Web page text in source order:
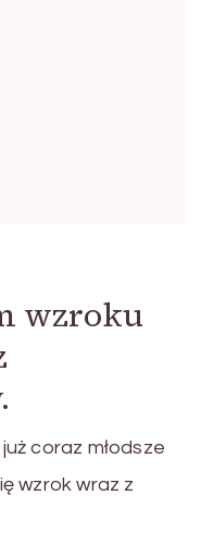
wzroku
coraz młodsze
wzrok wraz z